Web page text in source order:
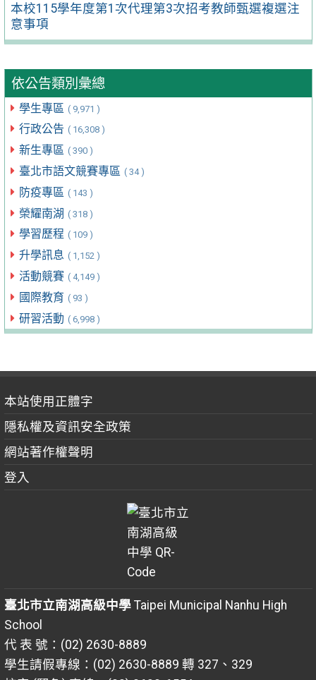
本校115學年度第1次代理第3次招考教師甄選複選注
意事項
依公告類別彙總
學生專區 ( 9,971 )
行政公告 ( 16,308 )
新生專區 ( 390 )
臺北市語文競賽專區 ( 34 )
防疫專區 ( 143 )
榮耀南湖 ( 318 )
學習歷程 ( 109 )
升學訊息 ( 1,152 )
活動競賽 ( 4,149 )
國際教育 ( 93 )
研習活動 ( 6,998 )
本站使用正體字
隱私權及資訊安全政策
網站著作權聲明
登入
臺北市立南湖高級中學Taipei Municipal Nanhu High
School
代 表 號：(02) 2630-8889
學生請假專線：(02) 2630-8889 轉 327、329